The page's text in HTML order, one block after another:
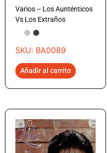
Varios – Los Aunténticos
Vs Los Extraños
SKU: BA0089
Añadir al carrito